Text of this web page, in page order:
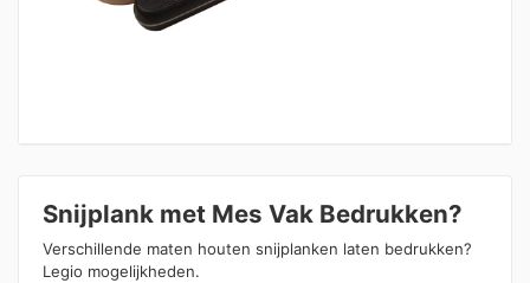
Snijplank met Mes Vak Bedrukken?
Verschillende maten houten snijplanken laten bedrukken?
Legio mogelijkheden.